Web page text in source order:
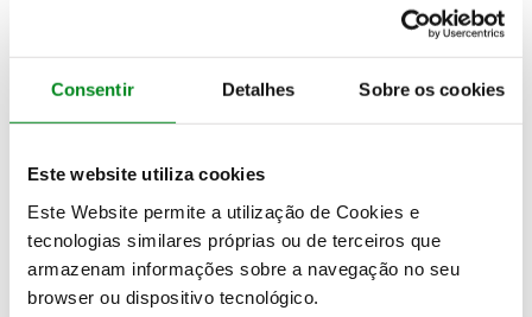
Consentir Detalhes Sobre os cookies
Este website utiliza cookies
Este Website permite a utilização de Cookies e
tecnologias similares próprias ou de terceiros que
armazenam informações sobre a navegação no seu
browser ou dispositivo tecnológico.
SUBSCREVER
Cross queutiliza um motor a gasolina de 1,4 litros
melhor eficiência de consumo. Um design mais
dinâmico e robusto faz com que o S-Cross se torne
mais cativante, para além de garantir um
assinalável espaço interior para um SUV familiar e